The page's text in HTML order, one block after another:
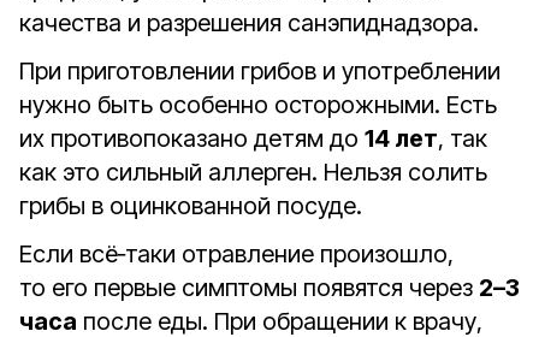
качества и разрешения санэпиднадзора.
При приготовлении грибов и употреблении
нужно быть особенно осторожными. Есть
их противопоказано детям до 14 лет, так
как это сильный аллерген. Нельзя солить
грибы в оцинкованной посуде.
Если всё‑таки отравление произошло,
то его первые симптомы появятся через 2–3
часа после еды. При обращении к врачу,